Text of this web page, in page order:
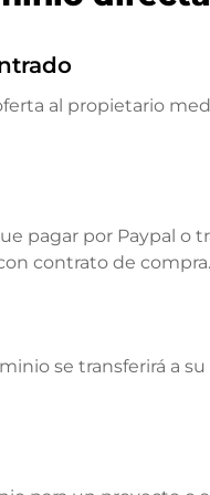
al propietario
pagar por Paypal o
contrato de compra.
se transferirá a